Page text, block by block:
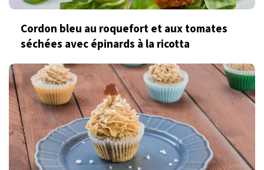
Cordon bleu au roquefort et aux tomates
séchées avec épinards à la ricotta